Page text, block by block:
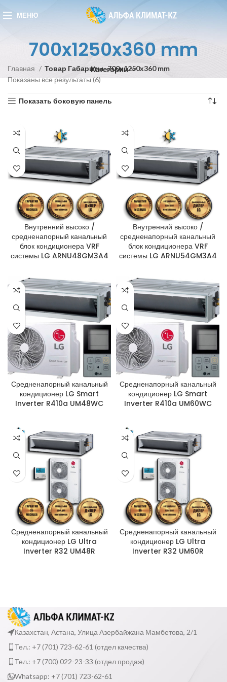
МЕНЮ
700x1250x360 mm
Категории
Главная Товар Габариты 700x1250x360 mm
Показаны все результаты (6)
Показать боковую панель
Внутренний высоко /
средненапорный канальный
блок кондиционера VRF
системы LG ARNU48GM3A4
Внутренний высоко /
средненапорный канальный
блок кондиционера VRF
системы LG ARNU54GM3A4
Средненапорный канальный
кондиционер LG Smart
Inverter R410a UM48WC
Средненапорный канальный
кондиционер LG Smart
Inverter R410a UM60WC
Средненапорный канальный
кондиционер LG Ultra
Inverter R32 UM48R
Средненапорный канальный
кондиционер LG Ultra
Inverter R32 UM60R
Казахстан, Астана, Улица Азербайжана Мамбетова, 2/1
Тел.: +7 (701) 723-62-61 (отдел качества)
Тел.: +7 (700) 022-23-33 (отдел продаж)
Whatsapp: +7 (701) 723-62-61